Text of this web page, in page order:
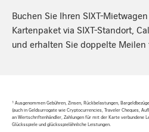
Buchen Sie Ihren SIXT-
Kartenpaket via SIXT-Standort,
und erhalten Sie doppelte Meilen
1 Ausgenommen Gebühren, Zinsen, Rückbelastungen,
(auch in Geldsurrogate wie Cryptocurrencies, Traveler Cheques,
an Wertschriftenhändler, Zahlungen für mit der Karte verbundene
Glücksspiele und glücksspielähnliche Leistungen.